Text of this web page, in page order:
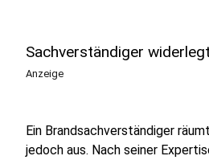
Sachverständiger
Anzeige
Ein Brandsachverständiger
jedoch aus. Nach seiner